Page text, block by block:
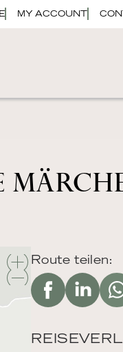
MY ACCOUNT
Route teilen: